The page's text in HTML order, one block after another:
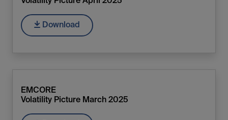
Download
EMCORE
Volatility Picture March 2025